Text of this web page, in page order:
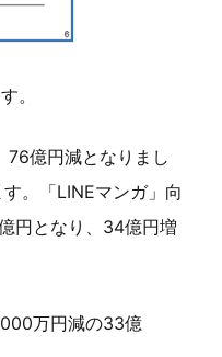
。
億円減となりまし
。「LINEマンガ」向
円となり、34億円増
万円減の33億